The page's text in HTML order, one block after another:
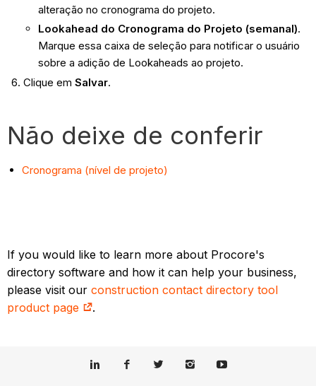
alteração no cronograma do projeto.
Lookahead do Cronograma do Projeto (semanal).
Marque essa caixa de seleção para notificar o usuário
sobre a adição de Lookaheads ao projeto.
Clique em Salvar.
Não deixe de conferir
Cronograma (nível de projeto)
If you would like to learn more about Procore's
directory software and how it can help your business,
please visit ourconstruction contact directory tool
product page
.